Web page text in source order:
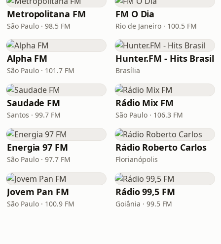
Metropolitana FM
São Paulo · 98.5 FM
FM O Dia
Rio de Janeiro · 100.5 FM
Alpha FM
São Paulo · 101.7 FM
Hunter.FM - Hits Brasil
Brasília
Saudade FM
Santos · 99.7 FM
Rádio Mix FM
São Paulo · 106.3 FM
Energia 97 FM
São Paulo · 97.7 FM
Rádio Roberto Carlos
Florianópolis
Jovem Pan FM
São Paulo · 100.9 FM
Rádio 99,5 FM
Goiânia · 99.5 FM